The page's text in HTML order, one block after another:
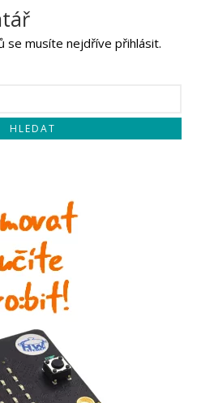
se musíte nejdříve přihlásit.